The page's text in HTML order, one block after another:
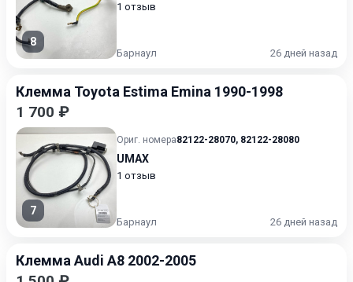
8
1 отзыв
Барнаул 26 дней назад
Клемма Toyota Estima Emina 1990-1998
1 700 ₽
7
Ориг. номера82122-28070, 82122-28080
UMAX
1 отзыв
Барнаул 26 дней назад
Клемма Audi A8 2002-2005